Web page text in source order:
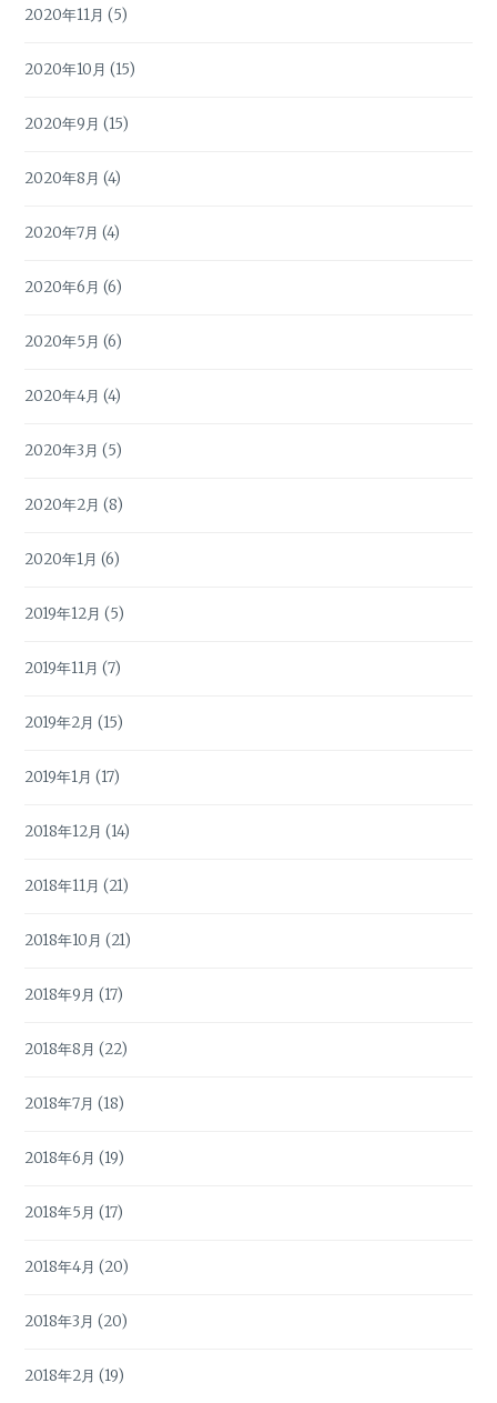
2020年11月 (5)
2020年10月 (15)
2020年9月 (15)
2020年8月 (4)
2020年7月 (4)
2020年6月 (6)
2020年5月 (6)
2020年4月 (4)
2020年3月 (5)
2020年2月 (8)
2020年1月 (6)
2019年12月 (5)
2019年11月 (7)
2019年2月 (15)
2019年1月 (17)
2018年12月 (14)
2018年11月 (21)
2018年10月 (21)
2018年9月 (17)
2018年8月 (22)
2018年7月 (18)
2018年6月 (19)
2018年5月 (17)
2018年4月 (20)
2018年3月 (20)
2018年2月 (19)